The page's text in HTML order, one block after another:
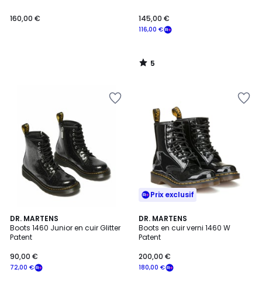
160,00 €
116,00 €
145,00 €
5
/
DR. MARTENS
Boots 1460 Junior en cuir Glitter
Patent
72,00 €
90,00 €
5
/
5
Prix exclusif
DR. MARTENS
Boots en cuir verni 1460 W
Patent
180,00 €
200,00 €
4,5
/ 5